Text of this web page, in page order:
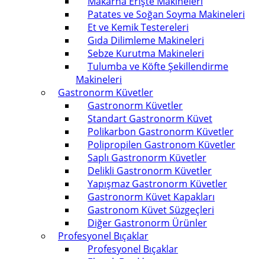
Patates ve Soğan Soyma Makineleri
Et ve Kemik Testereleri
Gıda Dilimleme Makineleri
Sebze Kurutma Makineleri
Tulumba ve Köfte Şekillendirme
Makineleri
Gastronorm Küvetler
Gastronorm Küvetler
Standart Gastronorm Küvet
Polikarbon Gastronorm Küvetler
Polipropilen Gastronom Küvetler
Saplı Gastronorm Küvetler
Delikli Gastronorm Küvetler
Yapışmaz Gastronorm Küvetler
Gastronorm Küvet Kapakları
Gastronom Küvet Süzgeçleri
Diğer Gastronorm Ürünler
Profesyonel Bıçaklar
Profesyonel Bıçaklar